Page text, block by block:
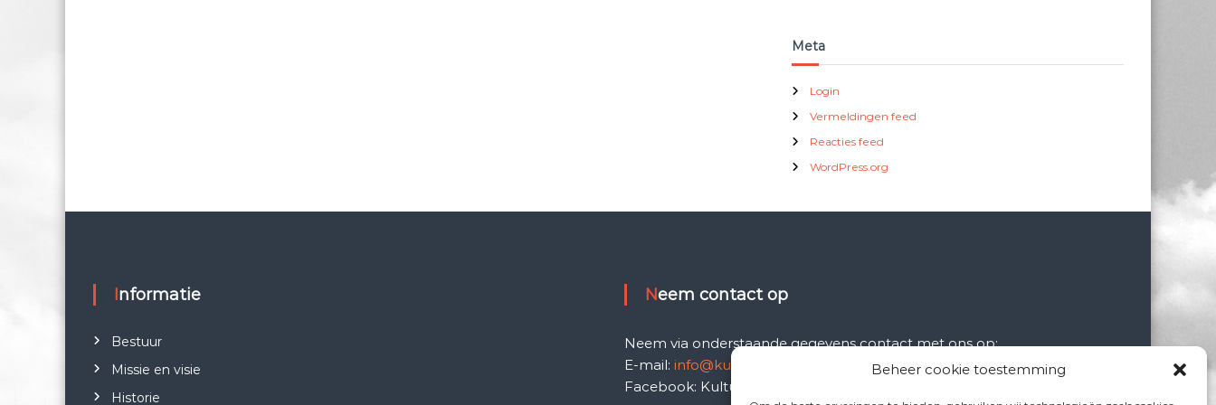
Beheer cookie toestemming
Meta
Login
Vermeldingen feed
Reacties feed
WordPress.org
Informatie
Bestuur
Missie en visie
Historie
Neem contact op
Neem via onderstaande gegevens contact met ons op:
E-mail:info@kulturhusdijkerhoek.nl
Facebook: Kulturhus-Dijkerhoek